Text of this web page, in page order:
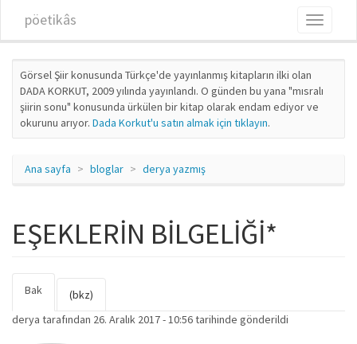
pöetikâs
Toggle
Görsel Şiir konusunda Türkçe'de yayınlanmış kitapların ilki olan
DADA KORKUT, 2009 yılında yayınlandı. O günden bu yana "mısralı
şiirin sonu" konusunda ürkülen bir kitap olarak endam ediyor ve
okurunu arıyor. Dada Korkut'u satın almak için tıklayın.
Ana sayfa bloglar derya yazmış
EŞEKLERİN BİLGELİĞİ*
Birincil sekmeler
Bak
sekme)
(bkz)
derya tarafından 26. Aralık 2017 - 10:56 tarihinde gönderildi